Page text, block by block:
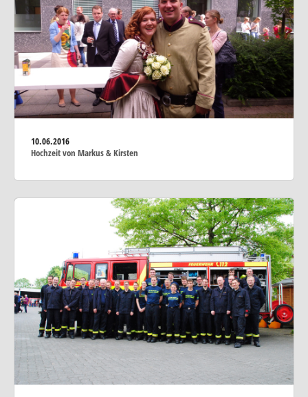
10.06.2016
Hochzeit von Markus & Kirsten